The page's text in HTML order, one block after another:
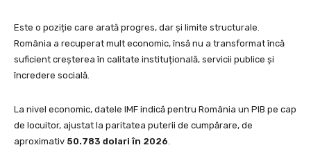
Este o poziție care arată progres, dar și limite structurale.
România a recuperat mult economic, însă nu a transformat încă
suficient creșterea în calitate instituțională, servicii publice și
încredere socială.
La nivel economic, datele IMF indică pentru România un PIB pe cap
de locuitor, ajustat la paritatea puterii de cumpărare, de
aproximativ 50.783 dolari în 2026.